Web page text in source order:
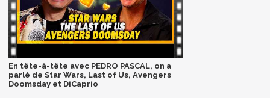
En tête-à-tête avec PEDRO PASCAL, on a
parlé de Star Wars, Last of Us, Avengers
Doomsday et DiCaprio